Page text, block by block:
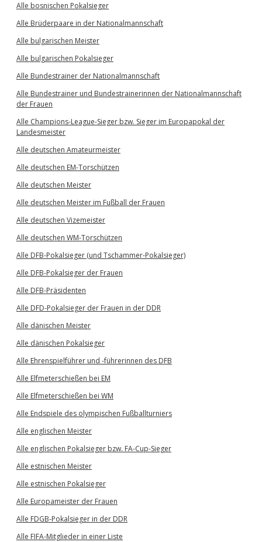
Alle bosnischen Pokalsieger
Alle Brüderpaare in der Nationalmannschaft
Alle bulgarischen Meister
Alle bulgarischen Pokalsieger
Alle Bundestrainer der Nationalmannschaft
Alle Bundestrainer und Bundestrainerinnen der Nationalmannschaft
der Frauen
Alle Champions-League-Sieger bzw. Sieger im Europapokal der
Landesmeister
Alle deutschen Amateurmeister
Alle deutschen EM-Torschützen
Alle deutschen Meister
Alle deutschen Meister im Fußball der Frauen
Alle deutschen Vizemeister
Alle deutschen WM-Torschützen
Alle DFB-Pokalsieger (und Tschammer-Pokalsieger)
Alle DFB-Pokalsieger der Frauen
Alle DFB-Präsidenten
Alle DFD-Pokalsieger der Frauen in der DDR
Alle dänischen Meister
Alle dänischen Pokalsieger
Alle Ehrenspielführer und -führerinnen des DFB
Alle Elfmeterschießen bei EM
Alle Elfmeterschießen bei WM
Alle Endspiele des olympischen Fußballturniers
Alle englischen Meister
Alle englischen Pokalsieger bzw. FA-Cup-Sieger
Alle estnischen Meister
Alle estnischen Pokalsieger
Alle Europameister der Frauen
Alle FDGB-Pokalsieger in der DDR
Alle FIFA-Mitglieder in einer Liste